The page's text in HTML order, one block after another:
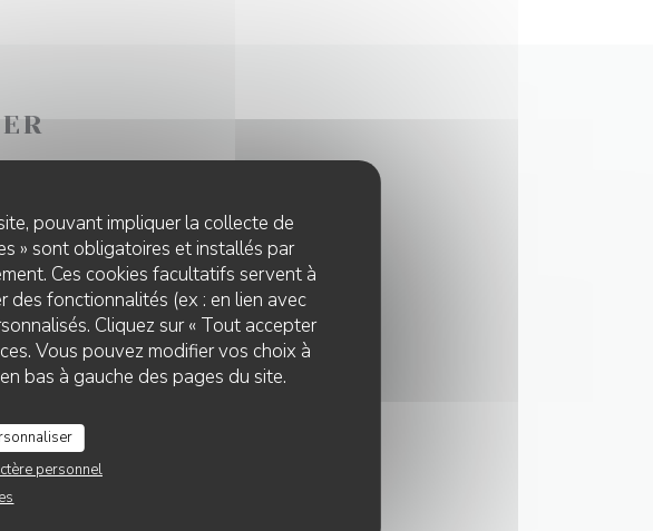
pouvant impliquer la collecte de
» sont obligatoires et installés par
Ces cookies facultatifs servent à
des fonctionnalités (ex : en lien avec
Cliquez sur « Tout accepter
Vous pouvez modifier vos choix à
bas à gauche des pages du site.
personnel
!